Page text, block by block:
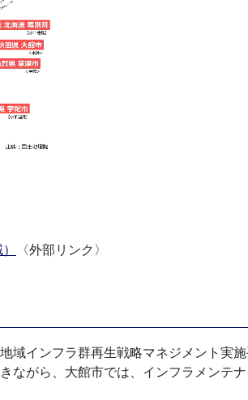
〈外部リンク〉
域インフラ群再生戦略マネジメント実
ながら、大館市では、インフラメンテ